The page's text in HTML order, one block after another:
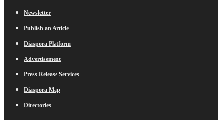
Newsletter
Publish an Article
Diaspora Platform
Advertisement
Press Release Services
Diaspora Map
Directories